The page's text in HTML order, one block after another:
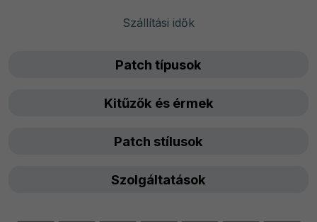
Szállítási idők
Patch típusok
Kitűzők és érmek
Patch stílusok
Szolgáltatások